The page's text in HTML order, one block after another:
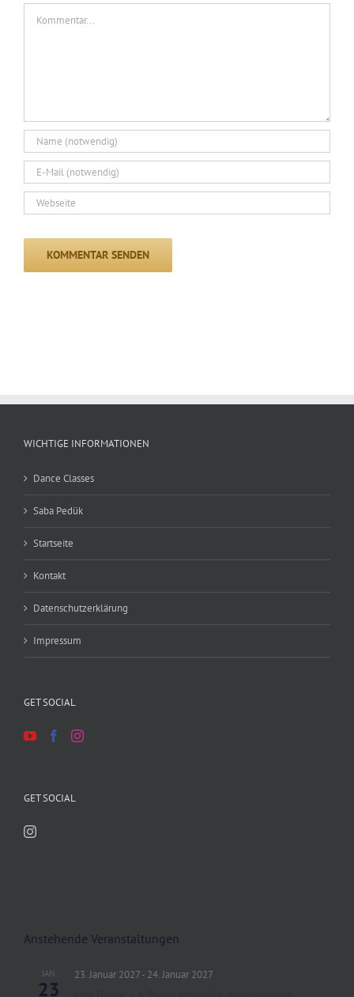
WICHTIGE INFORMATIONEN
Dance Classes
Saba Pedük
Startseite
Kontakt
Datenschutzerklärung
Impressum
GET SOCIAL
GET SOCIAL
Anstehende Veranstaltungen
JAN.
23
23. Januar 2027- 24. Januar 2027